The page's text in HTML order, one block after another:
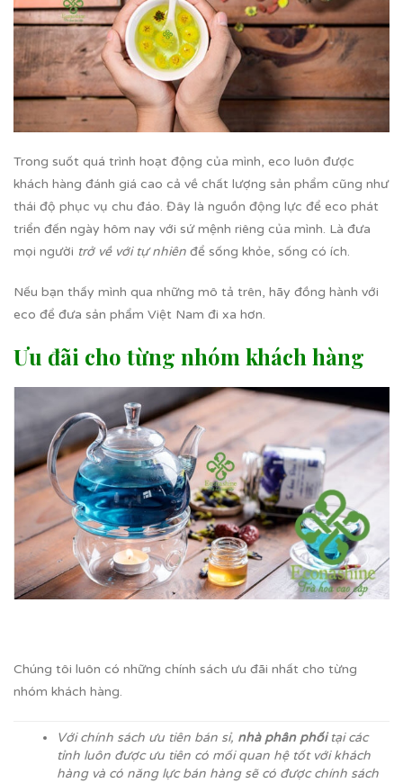
Trong suốt quá trình hoạt động của mình, eco luôn được
khách hàng đánh giá cao cả về chất lượng sản phẩm cũng như
thái độ phục vụ chu đáo. Đây là nguồn động lực để eco phát
triển đến ngày hôm nay với sứ mệnh riêng của mình. Là đưa
mọi người trở về với tự nhiên để sống khỏe, sống có ích.
Nếu bạn thấy mình qua những mô tả trên, hãy đồng hành với
eco để đưa sản phẩm Việt Nam đi xa hơn.
Ưu đãi cho từng nhóm khách hàng
Chúng tôi luôn có những chính sách ưu đãi nhất cho từng
nhóm khách hàng.
Với chính sách ưu tiên bán sỉ, nhà phân phốitại các
tỉnh luôn được ưu tiên có mối quan hệ tốt với khách
hàng và có năng lực bán hàng sẽ có được chính sách